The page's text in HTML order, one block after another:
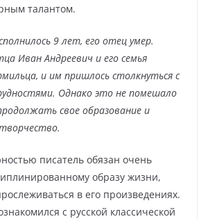
талантом.
9 лет, его отец умер.
Иван Андреевич и его семья
и им пришлось столкнуться с
Однако это не помешало
свое образование и
писатель обязан очень
образу жизни,
в его произведениях.
с русской классической